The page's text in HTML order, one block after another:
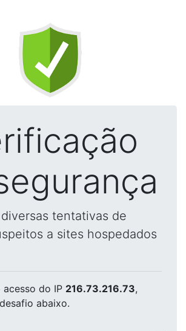
tentativas de
a sites hospedados
acesso do IP 216.73.216.73,
abaixo.